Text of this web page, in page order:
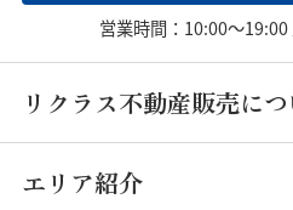
営業時間：10:00～
リクラス不動産販売に
エリア紹介